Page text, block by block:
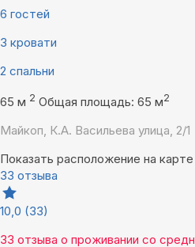
6 гостей
3 кровати
2 спальни
65 м 2 Общая площадь: 65 м2
Майкоп, К.А. Васильева улица, 2/1
Показать расположение на карте
33 отзыва
10,0 (33)
33 отзыва о проживании со